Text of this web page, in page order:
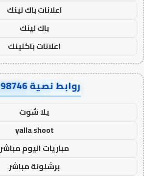
اعلانات باك لينك
باك لينك
اعلانات باكلينك
روابط نصية AA98746
يلا شوت
yalla shoot
مباريات اليوم مباشر
برشلونة مباشر